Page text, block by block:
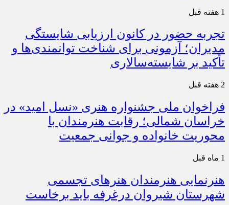
1 هفته قبل
تجربه حضور در کانون ارزیابی شایستگی
مدیران؛ آزمونی برای شناخت توانمندی‌ها و
تأکید بر شایسته‌سالاری
2 هفته قبل
فراخوان ملی جشنواره هنری «نسل امید» در
خراسان شمالی؛ رقابت هنرمندان با
محوریت خانواده و جوانی جمعیت
1 ماه قبل
هنرنمایی هنرمندان هنرهای تجسمی
شهرستان شیروان درغرفه باید برخاست